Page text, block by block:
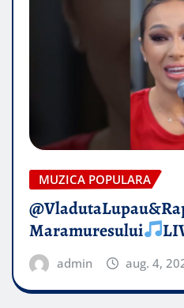
MUZICA POPULARA
Maramuresului
admin aug. 4,